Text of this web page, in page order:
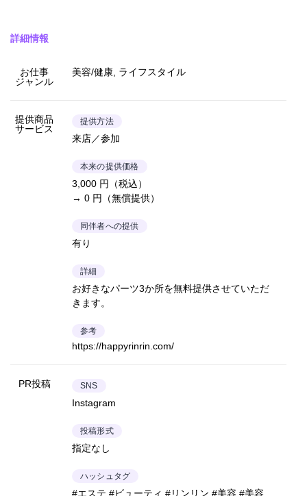
詳細情報
お仕事
ジャンル
美容/健康, ライフスタイル
提供商品
サービス
提供方法
来店／参加
本来の提供価格
3,000 円（税込）
→ 0 円（無償提供）
同伴者への提供
有り
詳細
お好きなパーツ3か所を無料提供させていただ
きます。
参考
https://happyrinrin.com/
PR投稿 SNS
Instagram
投稿形式
指定なし
ハッシュタグ
#エステ #ビューティ #リンリン #美容 #美容